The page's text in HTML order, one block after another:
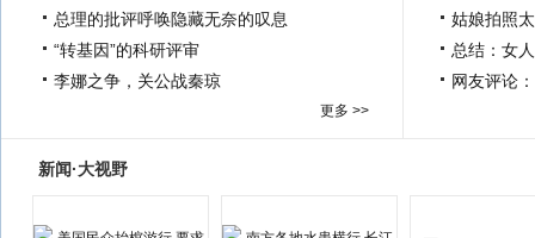
总理的批评呼唤隐藏无奈的叹息
“转基因”的科研评审
李娜之争，关公战秦琼
更多 >>
姑娘拍照
总结：女
网友评论
新闻·大视野